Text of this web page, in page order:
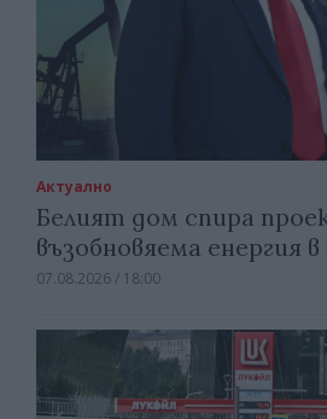
Актуално
Белият дом спира
възобновяема енергия
07.08.2026 / 18:00